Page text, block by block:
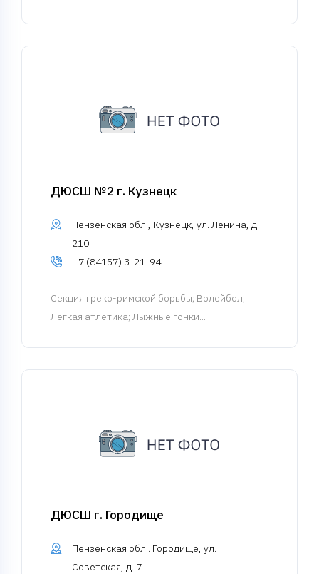
ДЮСШ №2 г. Кузнецк
Пензенская обл., Кузнецк, ул. Ленина, д.
210
+7 (84157) 3-21-94
Cекция греко-римской борьбы; Волейбол;
Легкая атлетика; Лыжные гонки...
ДЮСШ г. Городище
Пензенская обл.. Городище, ул.
Советская, д. 7